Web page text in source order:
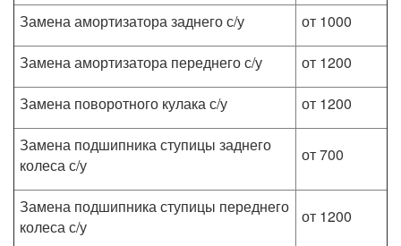
Замена амортизатора заднего с/у
от 1000
Замена амортизатора переднего с/у
от 1200
Замена поворотного кулака с/у
от 1200
Замена подшипника ступицы заднего
колеса с/у
от 700
Замена подшипника ступицы переднего
колеса с/у
от 1200